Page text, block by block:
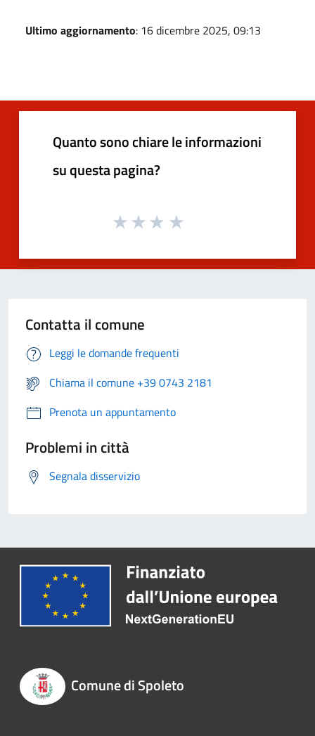
Ultimo aggiornamento: 16 dicembre 2025, 09:13
Quanto sono chiare le informazioni
su questa pagina?
Contatta il comune
Leggi le domande frequenti
Chiama il comune +39 0743 2181
Prenota un appuntamento
Problemi in città
Segnala disservizio
Comune di Spoleto